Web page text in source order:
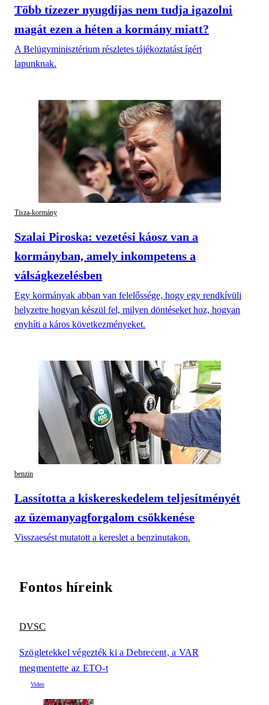
Több tízezer nyugdíjas nem tudja igazolni
magát ezen a héten a kormány miatt?
A Belügyminisztérium részletes tájékoztatást ígért
lapunknak.
Tisza-kormány
Szalai Piroska: vezetési káosz van a
kormányban, amely inkompetens a
válságkezelésben
Egy kormányak abban van felelőssége, hogy egy rendkívüli
helyzetre hogyan készül fel, milyen döntéseket hoz, hogyan
enyhíti a káros következményeket.
benzin
Lassította a kiskereskedelem teljesítményét
az üzemanyagforgalom csökkenése
Visszaesést mutatott a kereslet a benzinutakon.
Fontos híreink
DVSC
Szögletekkel végezték ki a Debrecent, a VAR
megmentette az ETO-t